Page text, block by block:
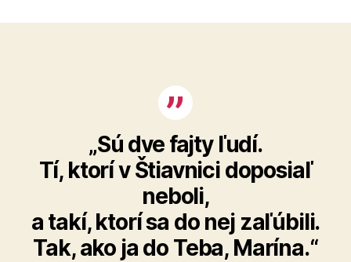
hru
aj
unikátnu
„Sú dve fajty ľudí.
Tí, ktorí v Štiavnici doposiaľ
neboli,
a takí, ktorí sa do nej zaľúbili.
Tak, ako ja do Teba, Marína.“